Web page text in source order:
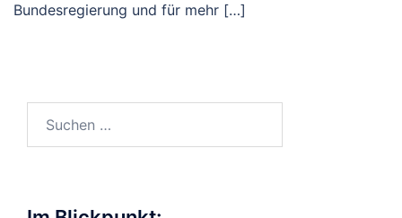
Bundesregierung und für mehr […]